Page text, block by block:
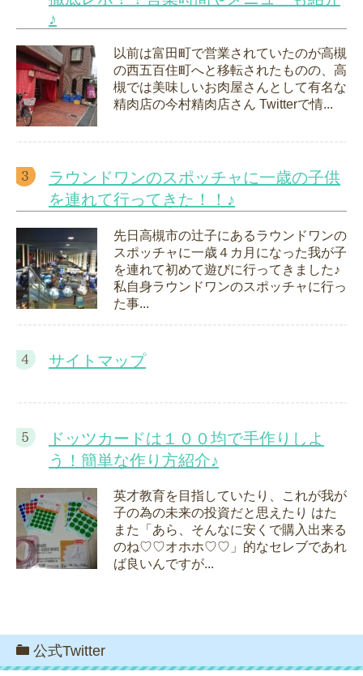
♪
以前は富田町で営業されていたのが高槻
の西五百住町へと移転されたものの、高
槻では美味しいお肉屋さんとして有名な
精肉店の今村精肉店さん Twitterで情...
ラウンドワンのスポッチャに一歳の子供
を連れて行ってきた！！♪
先日高槻市の辻子にあるラウンドワンの
スポッチャに一歳４カ月になった我が子
を連れて初めて遊びに行ってきました♪
私自身ラウンドワンのスポッチャに行っ
た事...
サイトマップ
ドッツカードは１００均で手作りしよ
う！簡単な作り方紹介♪
英才教育を目指していたり、これが我が
子の為の未来の投資だと思えたり はた
また「あら、そんなに安くで購入出来る
のね♡♡オホホ♡♡」的なセレブであれ
ば良いんですが...
公式Twitter